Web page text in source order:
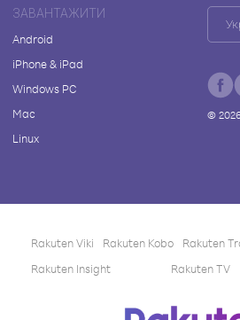
ЗАВАНТАЖИТИ
Android
iPhone & iPad
Windows PC
Mac
Linux
©
Rakuten Viki Rakuten Kobo Rakuten
Rakuten Insight
Rakuten TV